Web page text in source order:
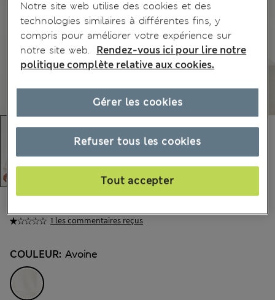
1 les commentaires reçus
COULEUR: Avoine
Notre site web utilise des cookies et des
technologies similaires à différentes fins, y
compris pour améliorer votre expérience sur
notre site web.
Rendez-vous ici pour lire notre
politique complète relative aux cookies.
Refuser tous les cookies
Tout accepter
Gérer les cookies